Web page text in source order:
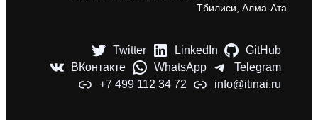
Тбилиси, Алма-Ата
Twitter LinkedIn
GitHub
ВКонтакте
WhatsApp
Telegram
+7 499 112 34 72
info@itinai.ru